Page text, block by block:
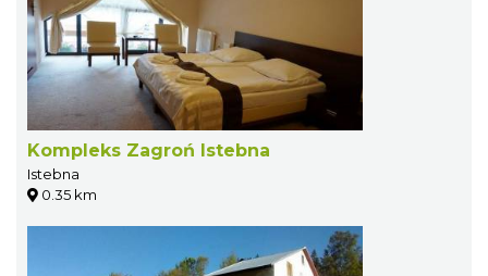
Kompleks Zagroń Istebna
Istebna
0.35 km